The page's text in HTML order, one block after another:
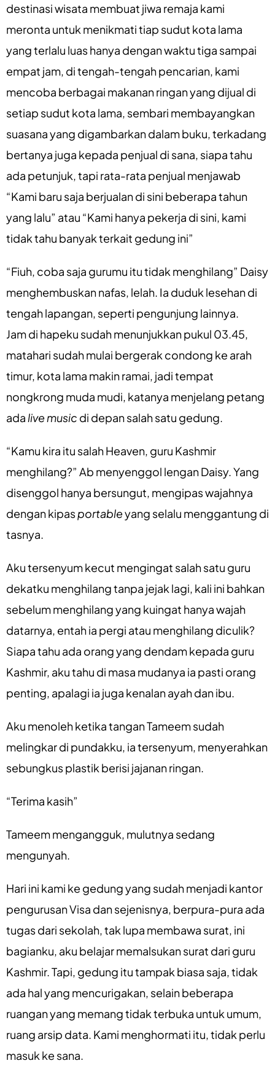
destinasi wisata membuat jiwa remaja kami
meronta untuk menikmati tiap sudut kota lama
yang terlalu luas hanya dengan waktu tiga sampai
empat jam, di tengah-tengah pencarian, kami
mencoba berbagai makanan ringan yang dijual di
setiap sudut kota lama, sembari membayangkan
suasana yang digambarkan dalam buku, terkadang
bertanya juga kepada penjual di sana, siapa tahu
ada petunjuk, tapi rata-rata penjual menjawab
“Kami baru saja berjualan di sini beberapa tahun
yang lalu” atau “Kami hanya pekerja di sini, kami
tidak tahu banyak terkait gedung ini”
“Fiuh, coba saja gurumu itu tidak menghilang” Daisy
menghembuskan nafas, lelah. Ia duduk lesehan di
tengah lapangan, seperti pengunjung lainnya.
Jam di hapeku sudah menunjukkan pukul 03.45,
matahari sudah mulai bergerak condong ke arah
timur, kota lama makin ramai, jadi tempat
nongkrong muda mudi, katanya menjelang petang
ada live music di depan salah satu gedung.
“Kamu kira itu salah Heaven, guru Kashmir
menghilang?” Ab menyenggol lengan Daisy. Yang
disenggol hanya bersungut, mengipas wajahnya
dengan kipasportableyang selalu menggantung di
tasnya.
Aku tersenyum kecut mengingat salah satu guru
dekatku menghilang tanpa jejak lagi, kali ini bahkan
sebelum menghilang yang kuingat hanya wajah
datarnya, entah ia pergi atau menghilang diculik?
Siapa tahu ada orang yang dendam kepada guru
Kashmir, aku tahu di masa mudanya ia pasti orang
penting, apalagi ia juga kenalan ayah dan ibu.
Aku menoleh ketika tangan Tameem sudah
melingkar di pundakku, ia tersenyum, menyerahkan
sebungkus plastik berisi jajanan ringan.
“Terima kasih”
Tameem mengangguk, mulutnya sedang
mengunyah.
Hari ini kami ke gedung yang sudah menjadi kantor
pengurusan Visa dan sejenisnya, berpura-pura ada
tugas dari sekolah, tak lupa membawa surat, ini
bagianku, aku belajar memalsukan surat dari guru
Kashmir. Tapi, gedung itu tampak biasa saja, tidak
ada hal yang mencurigakan, selain beberapa
ruangan yang memang tidak terbuka untuk umum,
ruang arsip data. Kami menghormati itu, tidak perlu
masuk ke sana.